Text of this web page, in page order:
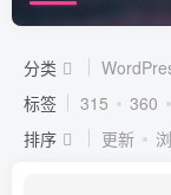
分类
标签
315 360
排序
更新